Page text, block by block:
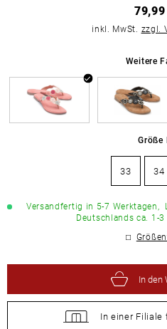
inkl. MwSt. zzgl.
Weitere
Größe
33 34
Versandfertig in 5-7 Werktagen,
Deutschlands ca. 1-3
In den
In einer Filiale